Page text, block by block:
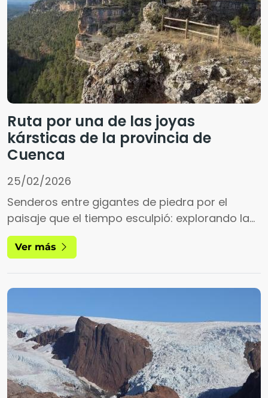
Ruta por una de las joyas
kársticas de la provincia de
Cuenca
25/02/2026
Senderos entre gigantes de piedra por el
paisaje que el tiempo esculpió: explorando la
Serranía de Cuenca
Ver más